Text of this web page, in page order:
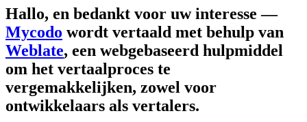
Hallo, en bedankt voor uw interesse —
Mycodo wordt vertaald met behulp van
Weblate, een webgebaseerd hulpmiddel
om het vertaalproces te
vergemakkelijken, zowel voor
ontwikkelaars als vertalers.